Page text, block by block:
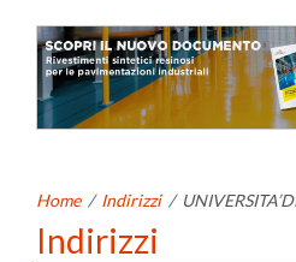
Home / Indirizzi /
Indirizzi